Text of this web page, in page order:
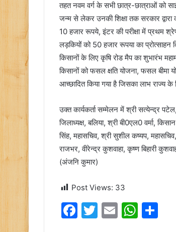
तहत नवम वर्ग के सभी छात्र-छात्राओं को
जन्म से लेकर उनकी शिक्षा तक सरकार द्वारा
10 हजार रूपये, इंटर की परीक्षा में प्रथम
लड़कियों को 50 हजार रूपया का प्रोत्साहन
किसानों के लिए कृषि रोड मैप का शुभारंभ
किसानों को फसल क्षति योजना, फसल
आच्छादित किया गया है जिसका लाभ राज्य के
उक्त कार्यकर्ता सम्मेलन में श्री सत्येन्द्र
जिलाध्यक्ष, बलिया, श्री बी0एल0 वर्मा,
सिंह, महासचिव, श्री सुशील कष्यप,
राजभर, वीरेन्द्र कुशवाहा, कृष्ण बिहारी
(अंजनि कुमार)
Post Views: 33
F
T
E
W